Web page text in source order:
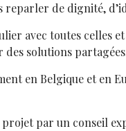
de dignité,
avec toutes
solutions
en Belgique et en
par un conseil